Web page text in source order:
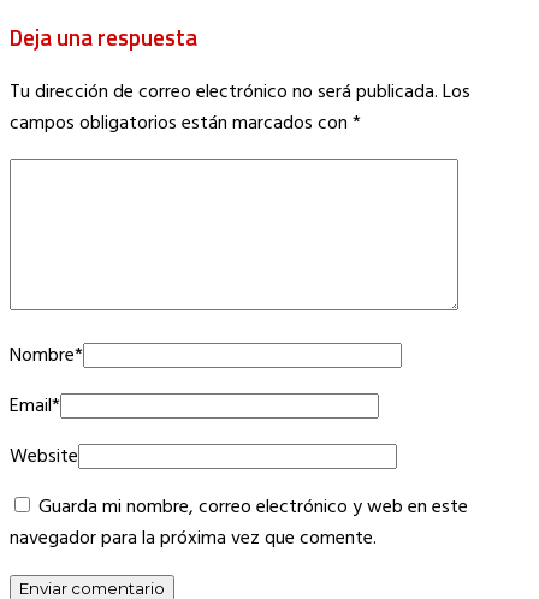
Deja una respuesta
Tu dirección de correo electrónico no será publicada.Los
campos obligatorios están marcados con*
Nombre*
Email*
Website
Guarda mi nombre, correo electrónico y web en este
navegador para la próxima vez que comente.